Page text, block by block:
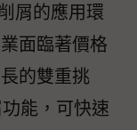
屑的應用環
面臨著價格
的雙重挑
能，可快速